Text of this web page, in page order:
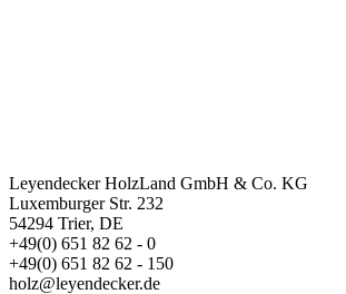
Leyendecker HolzLand GmbH & Co. KG
Luxemburger Str. 232
54294 Trier, DE
+49(0) 651 82 62 - 0
+49(0) 651 82 62 - 150
holz@leyendecker.de